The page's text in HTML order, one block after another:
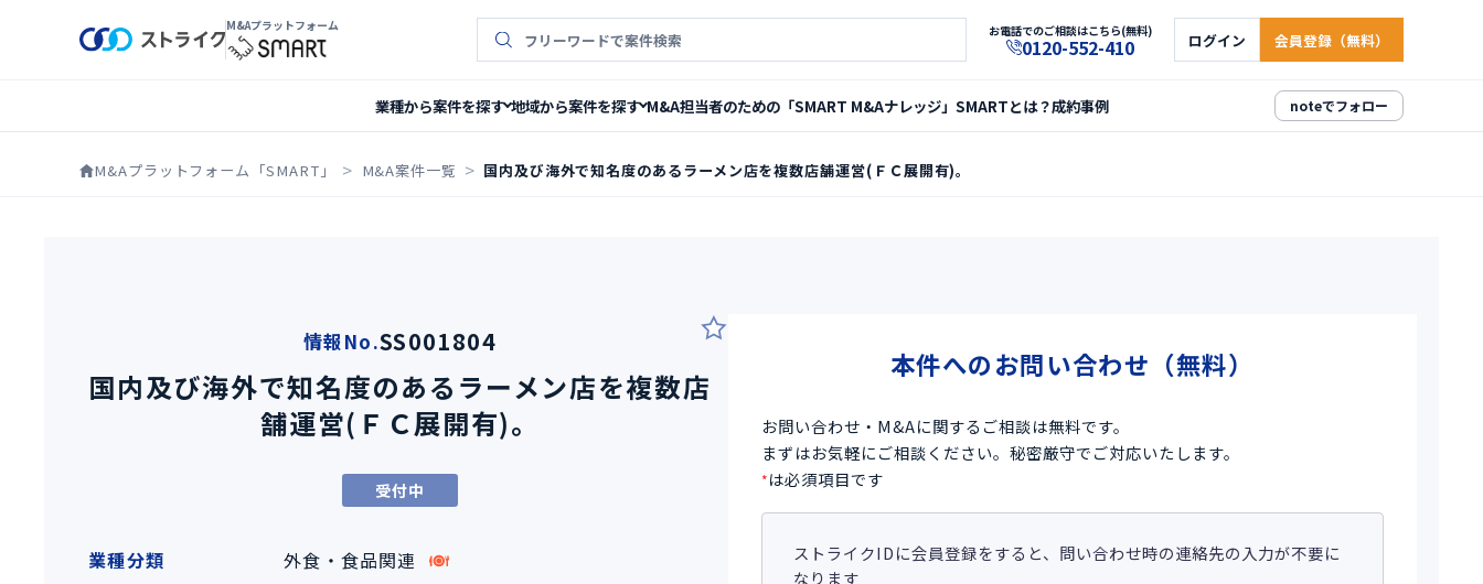
M&Aプラットフォーム 案件検索 お電話でのご相談はこちら(無料)
0120-552-410 ログイン 会員登録（無料）
業種から案件を探す 地域から案件を探す M&A担当者のための「SMART M&Aナレッジ」 SMARTとは？成約事例 noteでフォロー
M&Aプラットフォーム「SMART」 M&A案件一覧 国内及び海外で知名度のあるラーメン店を複数店舗運営(ＦＣ展開有)。
情報No.SS001804
国内及び海外で知名度のあるラーメン店を複数店
舗運営(ＦＣ展開有)。
受付中
業種分類 外食・食品関連
本件へのお問い合わせ（無料）
お問い合わせ・M&Aに関するご相談は無料です。
まずはお気軽にご相談ください。秘密厳守でご対応いたします。
*は必須項目です
ストライクIDに会員登録をすると、問い合わせ時の連絡先の入力が不要に
なります